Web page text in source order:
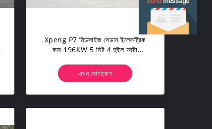
Xpeng P7 মিডসাইজ সেডান ইলেকট্রিক
কার 196KW 5 সিট 4 হুইল অটো
এখন যোগাযোগ